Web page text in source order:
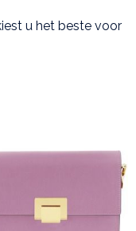
u het beste voor